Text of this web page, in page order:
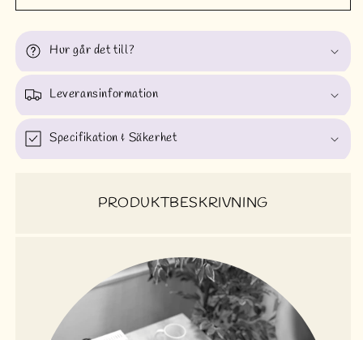
Hur går det till?
Leveransinformation
Specifikation & Säkerhet
PRODUKTBESKRIVNING